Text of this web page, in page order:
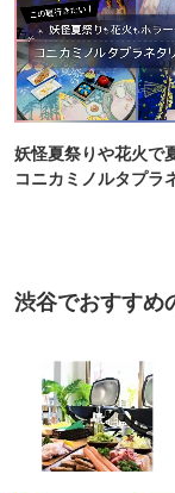
妖怪夏祭りや花火で
コニカミノルタプラ
渋谷でおすすめ